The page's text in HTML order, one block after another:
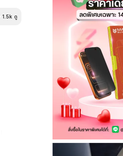
1.5k ดู